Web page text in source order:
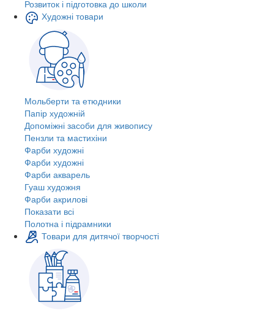
Розвиток і підготовка до школи
Художні товари
Мольберти та етюдники
Папір художній
Допоміжні засоби для живопису
Пензли та мастихіни
Фарби художні
Фарби художні
Фарби акварель
Гуаш художня
Фарби акрилові
Показати всі
Полотна і підрамники
Товари для дитячої творчості